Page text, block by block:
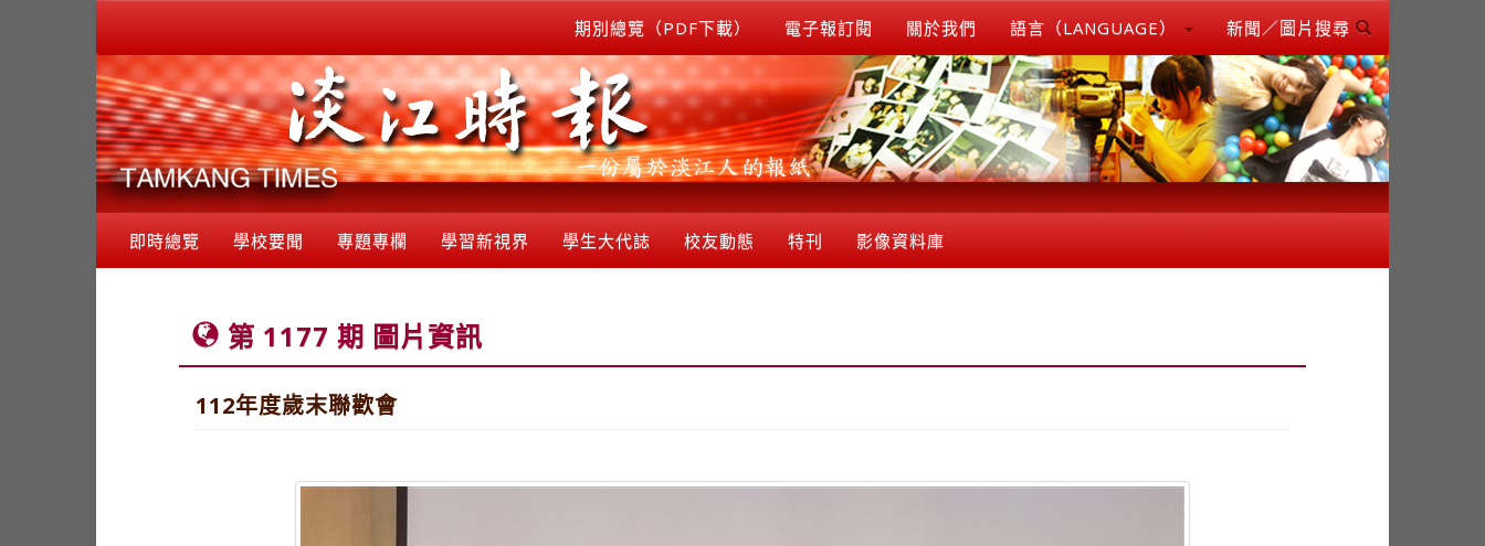
期別總覽（PDF下載） 電子報訂閱 關於我們 語言（LANGUAGE） 新聞／圖片搜尋
即時總覽 學校要聞 專題專欄 學習新視界 學生大代誌 校友動態 特刊 影像資料庫
第 1177 期 圖片資訊
112年度歲末聯歡會